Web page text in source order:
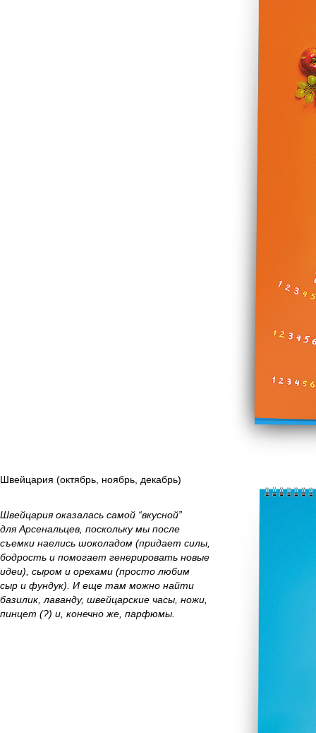
Швейцария (октябрь, ноябрь, декабрь)
Швейцария оказалась самой “вкусной”
для Арсенальцев, поскольку мы после
съемки наелись шоколадом (придает силы,
бодрость и помогает генерировать новые
идеи), сыром и орехами (просто любим
сыр и фундук). И еще там можно найти
базилик, лаванду, швейцарские часы, ножи,
пинцет (?) и, конечно же, парфюмы.